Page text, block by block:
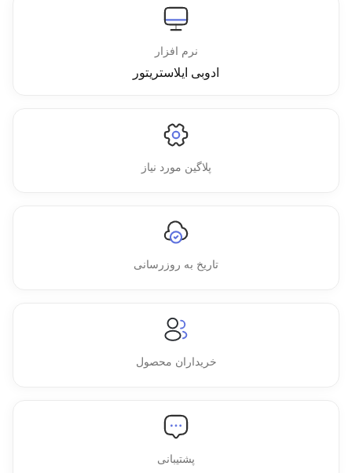
نرم افزار
ادوبی ایلاستریتور
پلاگین مورد نیاز
تاریخ به روزرسانی
خریداران محصول
پشتیبانی